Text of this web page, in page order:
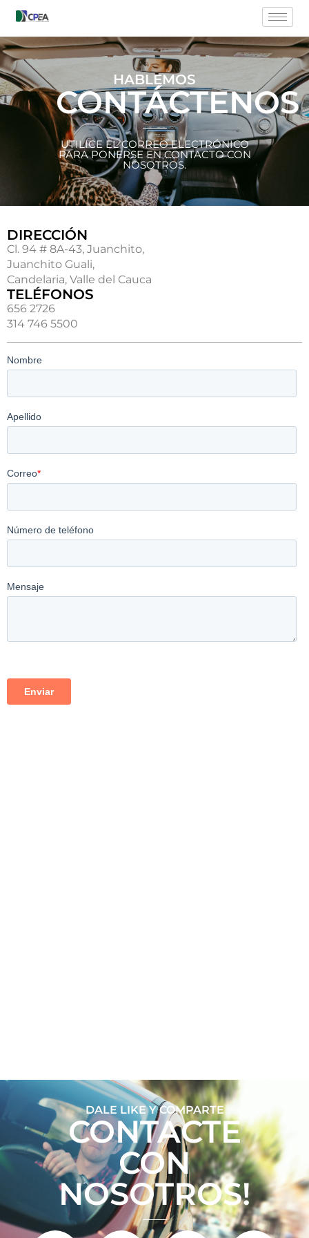
HABLEMOS
CONTÁCTENOS
UTILICE EL CORREO ELECTRÓNICO
PARA PONERSE EN CONTACTO CON
NOSOTROS.
DIRECCIÓN
Cl. 94 # 8A-43, Juanchito,
Juanchito Guali,
Candelaria, Valle del Cauca
TELÉFONOS
656 2726
314 746 5500
DALE LIKE Y COMPARTE
CONTACTE
CON
NOSOTROS!